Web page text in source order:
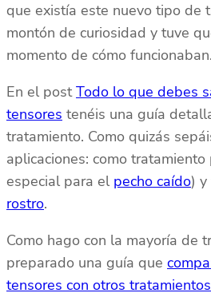
que existía este nuevo tipo de
montón de curiosidad y tuve
momento de cómo funcionaban.
En el postTodo lo que debes
tensores tenéis una guía
tratamiento. Como quizás
aplicaciones: como tratamiento
especial para el pecho caído) y
rostro.
Como hago con la mayoría de
preparado una guía que
tensores con otros tratamientos